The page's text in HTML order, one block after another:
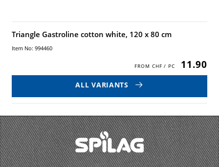
Triangle Gastroline cotton white, 120 x 80 cm
Item No: 994460
11.90
ALL VARIANTS